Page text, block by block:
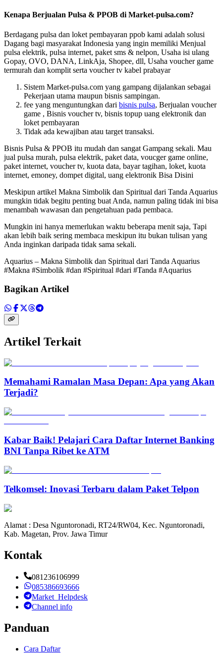
Kenapa Berjualan Pulsa & PPOB di Market-pulsa.com?
Berdagang pulsa dan loket pembayaran ppob kami adalah solusi
Dagang bagi masyarakat Indonesia yang ingin memiliki Menjual
pulsa elektrik, pulsa internet, paket sms & nelpon, Usaha isi ulang
Gopay, OVO, DANA, LinkAja, Shopee, dll, Usaha voucher game
termurah dan komplit serta voucher tv kabel prabayar
Sistem Market-pulsa.com yang gampang dijalankan sebagai
Pekerjaan utama maupun bisnis sampingan.
fee yang menguntungkan dari bisnis pulsa, Berjualan voucher
game , Bisnis voucher tv, bisnis topup uang elektronik dan
loket pembayaran
Tidak ada kewajiban atau target transaksi.
Bisnis Pulsa & PPOB itu mudah dan sangat Gampang sekali. Mau
jual pulsa murah, pulsa elektrik, paket data, voucger game online,
paket internet, voucher tv, kuota data, bayar tagihan, loket, kuota
internet, emoney, dompet digital, uang elektronik Bisa Disini
Meskipun artikel Makna Simbolik dan Spiritual dari Tanda Aquarius
mungkin tidak begitu penting buat Anda, namun paling tidak ini bisa
menambah wawasan dan pengetahuan pada pembaca.
Mungkin ini hanya memerlukan waktu beberapa menit saja, Tapi
akan lebih baik sering membaca meskipun itu bukan tulisan yang
Anda inginkan daripada tidak sama sekali.
Aquarius – Makna Simbolik dan Spiritual dari Tanda Aquarius
#Makna #Simbolik #dan #Spiritual #dari #Tanda #Aquarius
Bagikan Artikel
Artikel Terkait
Memahami Ramalan Masa Depan: Apa yang Akan
Terjadi?
Kabar Baik! Pelajari Cara Daftar Internet Banking
BNI Tanpa Ribet ke ATM
Telkomsel: Inovasi Terbaru dalam Paket Telpon
Alamat : Desa Nguntoronadi, RT24/RW04, Kec. Nguntoronadi,
Kab. Magetan, Prov. Jawa Timur
Kontak
081236106999
085386693666
Market_Helpdesk
Channel info
Panduan
Cara Daftar